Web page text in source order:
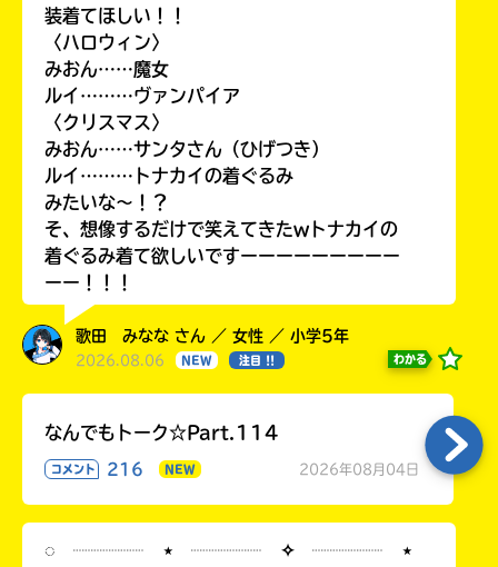
装着てほしい！！
〈ハロウィン〉
みおん……魔女
ルイ………ヴァンパイア
〈クリスマス〉
みおん……サンタさん（ひげつき）
ルイ………トナカイの着ぐるみ
みたいな〜！？
そ、想像するだけで笑えてきたwトナカイの
着ぐるみ着て欲しいですーーーーーーーーー
ーー！！！
歌田 みなな さん ／ 女性 ／ 小学5年
2026.08.06 NEW 注目 !! わかる
なんでもトーク☆Part.114
コメント 216 NEW 2026年08月04日
◌ ┈┈┈┈ ⋆ ┈┈┈┈ ✧ ┈┈┈┈ ⋆